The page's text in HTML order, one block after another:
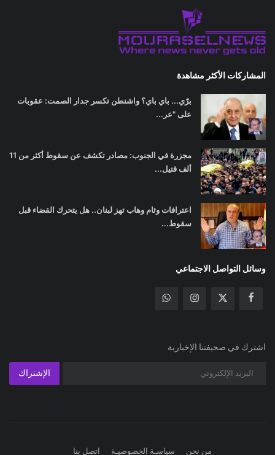
المشاركات الأكثر مشاهدة
برّي... باي باي؟ واشنطن تكسر جدار الصمت: عقوبات
على "عر...
مجزرة في الجنوب: مصادر تكشف عن سقوط أكثر من 11
ألف قتيل...
اعترافات وئام وهاب تهز لبنان.. هل يتحرك القضاء قبل
سقوط...
وسائل التواصل الاجتماعي
اشترك في صحيفتنا الإخبارية
الإشتراك
من نحن سياسـة الخصوصيـة اتصل بنا